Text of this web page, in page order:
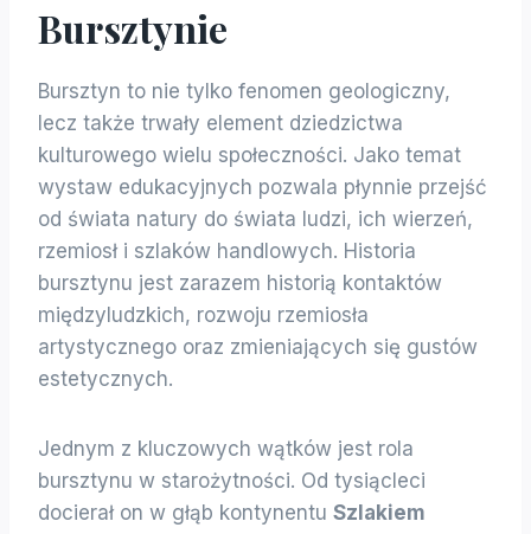
Bursztynie
Bursztyn to nie tylko fenomen geologiczny,
lecz także trwały element dziedzictwa
kulturowego wielu społeczności. Jako temat
wystaw edukacyjnych pozwala płynnie przejść
od świata natury do świata ludzi, ich wierzeń,
rzemiosł i szlaków handlowych. Historia
bursztynu jest zarazem historią kontaktów
międzyludzkich, rozwoju rzemiosła
artystycznego oraz zmieniających się gustów
estetycznych.
Jednym z kluczowych wątków jest rola
bursztynu w starożytności. Od tysiącleci
docierał on w głąb kontynentu Szlakiem